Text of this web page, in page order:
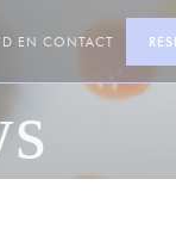
EN CONTACT